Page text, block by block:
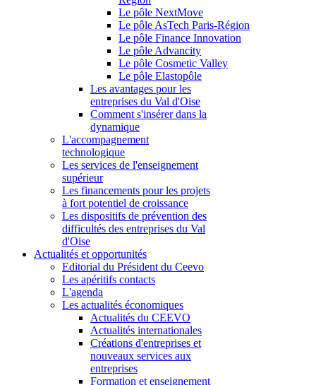
Le pôle NextMove
Le pôle AsTech Paris-Région
Le pôle Finance Innovation
Le pôle Advancity
Le pôle Cosmetic Valley
Le pôle Elastopôle
Les avantages pour les
entreprises du Val d'Oise
Comment s'insérer dans la
dynamique
L'accompagnement
technologique
Les services de l'enseignement
supérieur
Les financements pour les projets
à fort potentiel de croissance
Les dispositifs de prévention des
difficultés des entreprises du Val
d'Oise
Actualités et opportunités
Editorial du Président du Ceevo
Les apéritifs contacts
L'agenda
Les actualités économiques
Actualités du CEEVO
Actualités internationales
Créations d'entreprises et
nouveaux services aux
entreprises
Formation et enseignement